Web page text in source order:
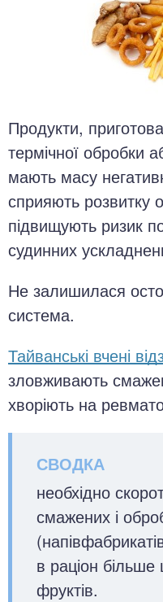
Продукти,
термічної обробки
мають масу
сприяють розвитку
підвищують ризик
судинних
Не залишилася
система.
Тайванські вчені
зловживають
хворіють на
необхідно
смажених і
в раціон більше
фруктів.